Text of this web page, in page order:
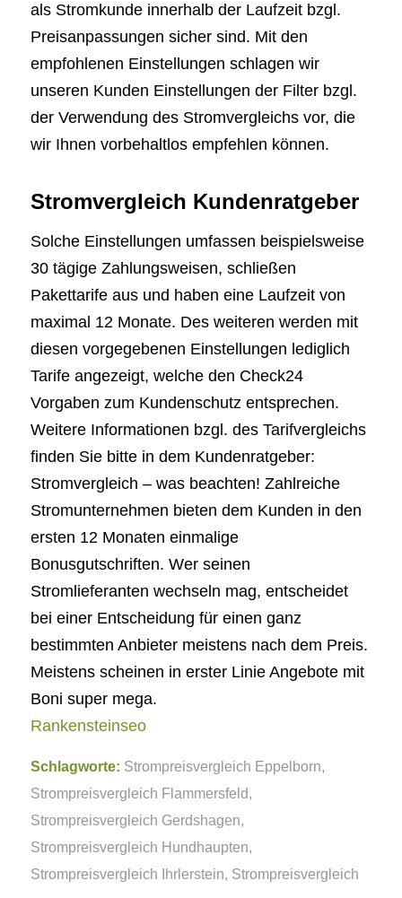
als Stromkunde innerhalb der Laufzeit bzgl.
Preisanpassungen sicher sind. Mit den
empfohlenen Einstellungen schlagen wir
unseren Kunden Einstellungen der Filter bzgl.
der Verwendung des Stromvergleichs vor, die
wir Ihnen vorbehaltlos empfehlen können.
Stromvergleich Kundenratgeber
Solche Einstellungen umfassen beispielsweise
30 tägige Zahlungsweisen, schließen
Pakettarife aus und haben eine Laufzeit von
maximal 12 Monate. Des weiteren werden mit
diesen vorgegebenen Einstellungen lediglich
Tarife angezeigt, welche den Check24
Vorgaben zum Kundenschutz entsprechen.
Weitere Informationen bzgl. des Tarifvergleichs
finden Sie bitte in dem Kundenratgeber:
Stromvergleich – was beachten! Zahlreiche
Stromunternehmen bieten dem Kunden in den
ersten 12 Monaten einmalige
Bonusgutschriften. Wer seinen
Stromlieferanten wechseln mag, entscheidet
bei einer Entscheidung für einen ganz
bestimmten Anbieter meistens nach dem Preis.
Meistens scheinen in erster Linie Angebote mit
Boni super mega.
Rankensteinseo
Schlagworte: Strompreisvergleich Eppelborn,
Strompreisvergleich Flammersfeld,
Strompreisvergleich Gerdshagen,
Strompreisvergleich Hundhaupten,
Strompreisvergleich Ihrlerstein, Strompreisvergleich